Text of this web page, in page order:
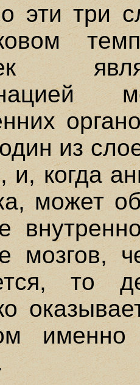
эти три
из
и, когда
может
мозгов,
то